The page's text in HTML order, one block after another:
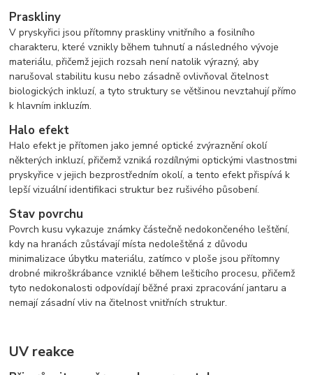
Praskliny
V pryskyřici jsou přítomny praskliny vnitřního a fosilního
charakteru, které vznikly během tuhnutí a následného vývoje
materiálu, přičemž jejich rozsah není natolik výrazný, aby
narušoval stabilitu kusu nebo zásadně ovlivňoval čitelnost
biologických inkluzí, a tyto struktury se většinou nevztahují přímo
k hlavním inkluzím.
Halo efekt
Halo efekt je přítomen jako jemné optické zvýraznění okolí
některých inkluzí, přičemž vzniká rozdílnými optickými vlastnostmi
pryskyřice v jejich bezprostředním okolí, a tento efekt přispívá k
lepší vizuální identifikaci struktur bez rušivého působení.
Stav povrchu
Povrch kusu vykazuje známky částečně nedokončeného leštění,
kdy na hranách zůstávají místa nedoleštěná z důvodu
minimalizace úbytku materiálu, zatímco v ploše jsou přítomny
drobné mikroškrábance vzniklé během lešticího procesu, přičemž
tyto nedokonalosti odpovídají běžné praxi zpracování jantaru a
nemají zásadní vliv na čitelnost vnitřních struktur.
UV reakce